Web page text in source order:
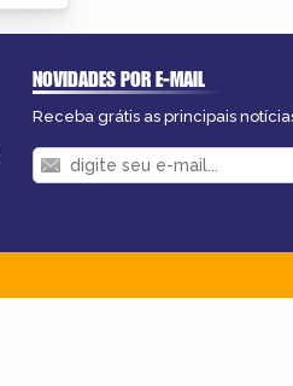
NOVIDADES POR E-MAIL
Receba grátis as principais